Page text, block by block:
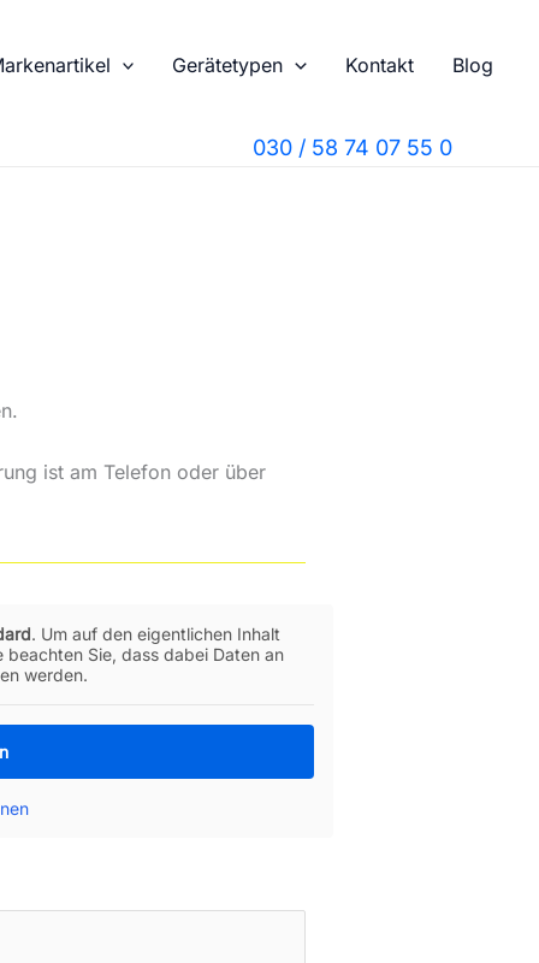
Gerätetypen Kontakt Blog
030 / 58 74 07 55 0
ist am Telefon oder über
. Um auf den eigentlichen Inhalt
Sie, dass dabei Daten an
werden.